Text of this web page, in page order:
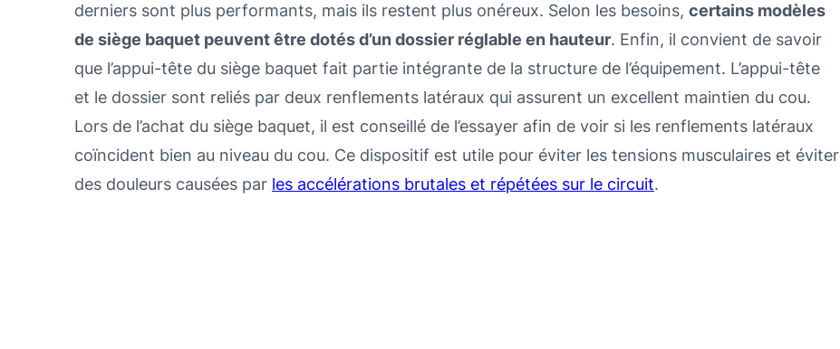
derniers sont plus performants, mais ils restent plus onéreux. Selon les besoins, certains modèles
de siège baquet peuvent être dotés d’un dossier réglable en hauteur. Enfin, il convient de savoir
que l’appui-tête du siège baquet fait partie intégrante de la structure de l’équipement. L’appui-tête
et le dossier sont reliés par deux renflements latéraux qui assurent un excellent maintien du cou.
Lors de l’achat du siège baquet, il est conseillé de l’essayer afin de voir si les renflements latéraux
coïncident bien au niveau du cou. Ce dispositif est utile pour éviter les tensions musculaires et éviter
des douleurs causées par les accélérations brutales et répétées sur le circuit.